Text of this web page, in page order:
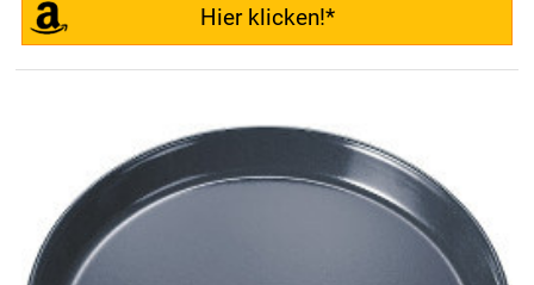
Hier klicken!*